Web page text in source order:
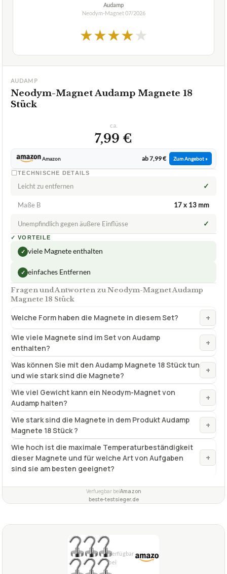
Audamp
Neodym-Magnet07/2026
★★★★★
AUDAMP
Neodym-Magnet Audamp Magnete 18
Stück
ca.
7,99 €
Amazon ab 7,99 € Zum Angebot »
TECHNISCHE DETAILS
Leicht zu entfernen ✓
Maße B 17 x 13 mm
Unempfindlich gegen äußere Einflüsse ✓
✓ VORTEILE
✓ viele Magnete enthalten
✓ einfaches Entfernen
Fragen und Antworten zu Neodym-Magnet Audamp
Magnete 18 Stück
Welche Form haben die Magnete in diesem Set? +
Wie viele Magnete sind im Set von Audamp
enthalten?
+
Was können Sie mit den Audamp Magnete 18 Stück tun
und wie stark sind die Magnete?
+
Wie viel Gewicht kann ein Neodym-Magnet von
Audamp halten?
+
Wie stark sind die Magnete in dem Produkt Audamp
Magnete 18 Stück ?
+
Wie hoch ist die maximale Temperaturbeständigkeit
dieser Magnete und für welche Art von Aufgaben
sind sie am besten geeignet?
+
Verfuegbar beiAmazon
beste-testsieger.de